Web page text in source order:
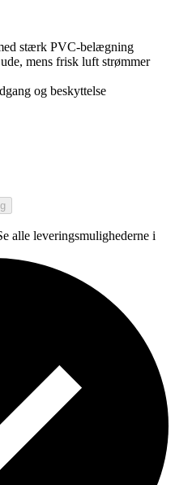
stærk PVC-belægning
mens frisk luft strømmer
og beskyttelse
alle leveringsmulighederne i